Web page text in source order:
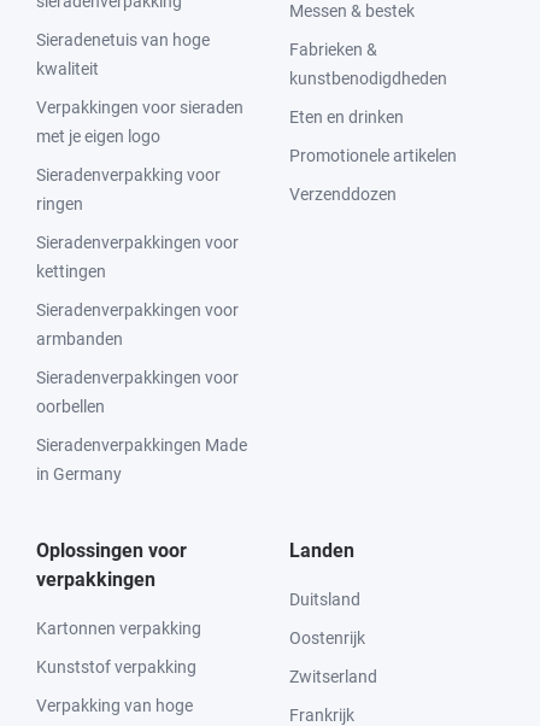
Sieradenetuis van hoge
kwaliteit
Verpakkingen voor sieraden
met je eigen logo
Sieradenverpakking voor
ringen
Sieradenverpakkingen voor
kettingen
Sieradenverpakkingen voor
armbanden
Sieradenverpakkingen voor
oorbellen
Sieradenverpakkingen Made
in Germany
Messen & bestek
Fabrieken &
kunstbenodigdheden
Eten en drinken
Promotionele artikelen
Verzenddozen
Oplossingen voor
verpakkingen
Kartonnen verpakking
Kunststof verpakking
Verpakking van hoge
Landen
Duitsland
Oostenrijk
Zwitserland
Frankrijk